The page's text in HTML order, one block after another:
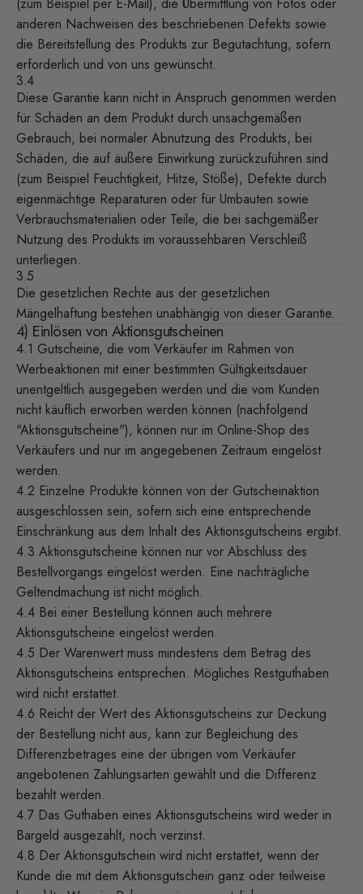
anderen Nachweisen des beschriebenen Defekts sowie
die Bereitstellung des Produkts zur Begutachtung, sofern
erforderlich und von uns gewünscht.
3.4
Diese Garantie kann nicht in Anspruch genommen werden
für Schäden an dem Produkt durch unsachgemäßen
Gebrauch, bei normaler Abnutzung des Produkts, bei
Schäden, die auf äußere Einwirkung zurückzuführen sind
(zum Beispiel Feuchtigkeit, Hitze, Stöße), Defekte durch
eigenmächtige Reparaturen oder für Umbauten sowie
Verbrauchsmaterialien oder Teile, die bei sachgemäßer
Nutzung des Produkts im voraussehbaren Verschleiß
unterliegen.
3.5
Die gesetzlichen Rechte aus der gesetzlichen
Mängelhaftung bestehen unabhängig von dieser Garantie.
4) Einlösen von Aktionsgutscheinen
4.1 Gutscheine, die vom Verkäufer im Rahmen von
Werbeaktionen mit einer bestimmten Gültigkeitsdauer
unentgeltlich ausgegeben werden und die vom Kunden
nicht käuflich erworben werden können (nachfolgend
"Aktionsgutscheine"), können nur im Online-Shop des
Verkäufers und nur im angegebenen Zeitraum eingelöst
werden.
4.2 Einzelne Produkte können von der Gutscheinaktion
ausgeschlossen sein, sofern sich eine entsprechende
Einschränkung aus dem Inhalt des Aktionsgutscheins ergibt.
4.3 Aktionsgutscheine können nur vor Abschluss des
Bestellvorgangs eingelöst werden. Eine nachträgliche
Geltendmachung ist nicht möglich.
4.4 Bei einer Bestellung können auch mehrere
Aktionsgutscheine eingelöst werden.
4.5 Der Warenwert muss mindestens dem Betrag des
Aktionsgutscheins entsprechen. Mögliches Restguthaben
wird nicht erstattet.
4.6 Reicht der Wert des Aktionsgutscheins zur Deckung
der Bestellung nicht aus, kann zur Begleichung des
Differenzbetrages eine der übrigen vom Verkäufer
angebotenen Zahlungsarten gewählt und die Differenz
bezahlt werden.
4.7 Das Guthaben eines Aktionsgutscheins wird weder in
Bargeld ausgezahlt, noch verzinst.
4.8 Der Aktionsgutschein wird nicht erstattet, wenn der
Kunde die mit dem Aktionsgutschein ganz oder teilweise